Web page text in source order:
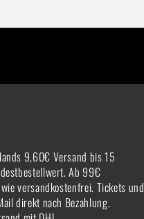
9,60€ Versand bis 15
Ab 99€
versandkostenfrei. Tickets und
direkt nach Bezahlung.